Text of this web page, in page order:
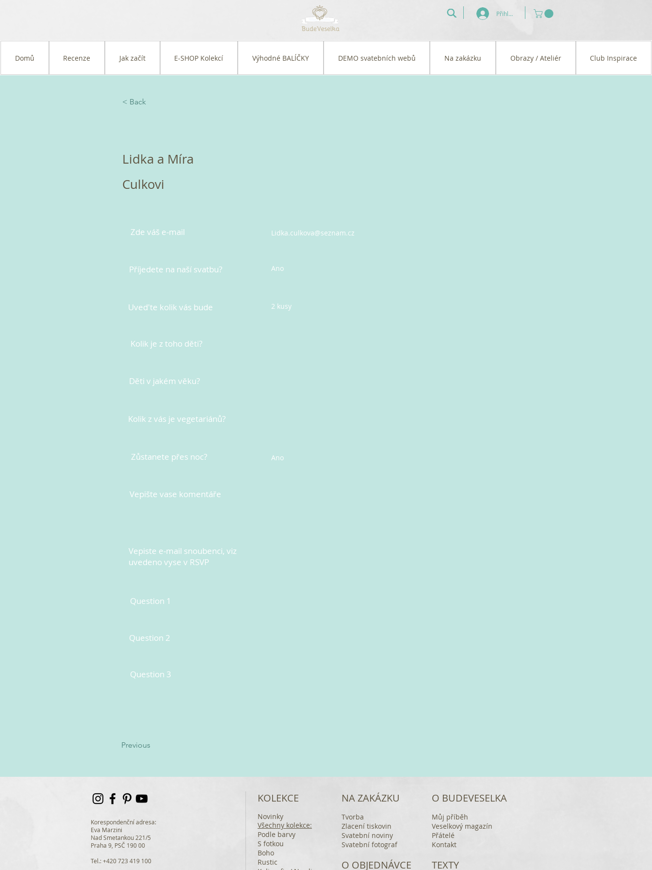
Přihlásit se
Domů Recenze Jak začít E-SHOP Kolekcí Výhodné BALÍČKY DEMO svatebních webů Na zakázku Obrazy / Ateliér Club Inspirace
< Back
Lidka a Míra
Culkovi
Zde váš e-mail Lidka.culkova@seznam.cz
Příjedete na naší svatbu? Ano
Uved'te kolik vás bude 2 kusy
Kolik je z toho děti?
Děti v jakém věku?
Kolik z vás je vegetariánů?
Zůstanete přes noc? Ano
Vepište vase komentáře
Vepiste e-mail snoubenci, viz
uvedeno vyse v RSVP
Question 1
Question 2
Question 3
Previous
Korespondenční adresa:
Eva Marzini
Nad Smetankou 221/5
Praha 9, PSČ 190 00
Tel.: +420 723 419 100
KOLEKCE
Novinky
Všechny kolekce:
Podle barvy
S fotkou
Boho
Rustic
NA ZAKÁZKU
Tvorba
Zlacení tiskovin
Svatební noviny
Svatební fotograf
O OBJEDNÁVCE
O BUDEVESELKA
Můj příběh
Veselkový magazín
Přátelé
Kontakt
TEXTY